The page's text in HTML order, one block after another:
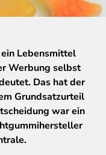
Lebensmittel
Werbung selbst
Das hat der
Grundsatzurteil
war ein